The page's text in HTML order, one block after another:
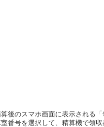
のスマホ画面に表示される
番号を選択して、精算機で領収